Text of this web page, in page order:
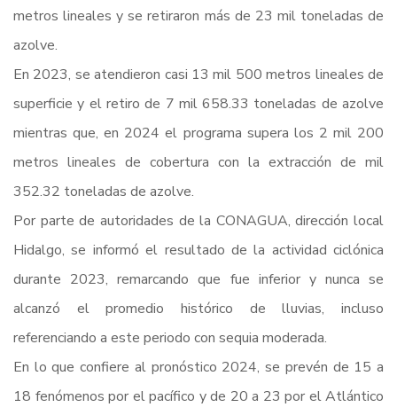
metros lineales y se retiraron más de 23 mil toneladas de
azolve.
En 2023, se atendieron casi 13 mil 500 metros lineales de
superficie y el retiro de 7 mil 658.33 toneladas de azolve
mientras que, en 2024 el programa supera los 2 mil 200
metros lineales de cobertura con la extracción de mil
352.32 toneladas de azolve.
Por parte de autoridades de la CONAGUA, dirección local
Hidalgo, se informó el resultado de la actividad ciclónica
durante 2023, remarcando que fue inferior y nunca se
alcanzó el promedio histórico de lluvias, incluso
referenciando a este periodo con sequia moderada.
En lo que confiere al pronóstico 2024, se prevén de 15 a
18 fenómenos por el pacífico y de 20 a 23 por el Atlántico